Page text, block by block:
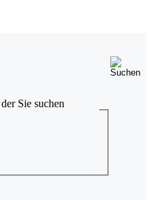
Sie suchen